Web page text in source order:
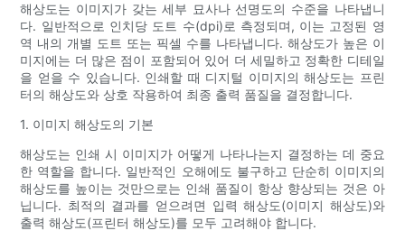
해상도는 이미지가 갖는 세부 묘사나 선명도의 수준을 나타냅니
다. 일반적으로 인치당 도트 수(dpi)로 측정되며, 이는 고정된 영
역 내의 개별 도트 또는 픽셀 수를 나타냅니다. 해상도가 높은 이
미지에는 더 많은 점이 포함되어 있어 더 세밀하고 정확한 디테일
을 얻을 수 있습니다. 인쇄할 때 디지털 이미지의 해상도는 프린
터의 해상도와 상호 작용하여 최종 출력 품질을 결정합니다.
1. 이미지 해상도의 기본
해상도는 인쇄 시 이미지가 어떻게 나타나는지 결정하는 데 중요
한 역할을 합니다. 일반적인 오해에도 불구하고 단순히 이미지의
해상도를 높이는 것만으로는 인쇄 품질이 항상 향상되는 것은 아
닙니다. 최적의 결과를 얻으려면 입력 해상도(이미지 해상도)와
출력 해상도(프린터 해상도)를 모두 고려해야 합니다.